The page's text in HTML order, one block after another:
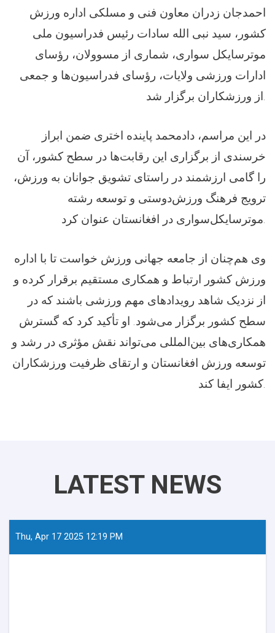
احمدجان زدران معاون فنی و مسلکی اداره ورزش
کشور، سيد نبی الله سادات رئيس فدراسيون ملی
موترسايکل سواری، شماری از مسوولان، رؤسای
ادارات ورزشی ولایات، رؤسای فدراسیون‌ها و جمعی
از ورزشکاران برگزار شد.
در این مراسم، دادمحمد پاینده اختری ضمن ابراز
خرسندی از برگزاری این رقابت‌ها در سطح کشور، آن
را گامی ارزشمند در راستای تشویق جوانان به ورزش،
ترویج فرهنگ ورزش‌دوستی و توسعه رشته
موترسایکل‌سواری در افغانستان عنوان کرد.
وی هم‌چنان از جامعه جهانی ورزش خواست تا با اداره
ورزش کشور ارتباط و همکاری مستقیم برقرار کرده و
از نزدیک شاهد رویدادهای مهم ورزشی باشند که در
سطح کشور برگزار می‌شود. او تأکید کرد که گسترش
همکاری‌های بین‌المللی می‌تواند نقش مؤثری در رشد و
توسعه ورزش افغانستان و ارتقای ظرفیت ورزشکاران
کشور ایفا کند.
LATEST NEWS
Thu, Apr 17 2025 12:19 PM